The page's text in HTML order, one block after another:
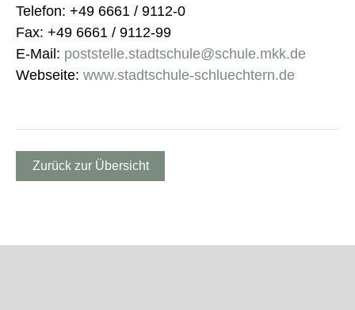
Telefon: +49 6661 / 9112-0
Fax: +49 6661 / 9112-99
E-Mail: poststelle.stadtschule@schule.mkk.de
Webseite: www.stadtschule-schluechtern.de
Zurück zur Übersicht